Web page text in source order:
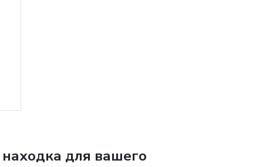
для вашего